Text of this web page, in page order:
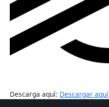
Descarga aquí: Descargar aquí